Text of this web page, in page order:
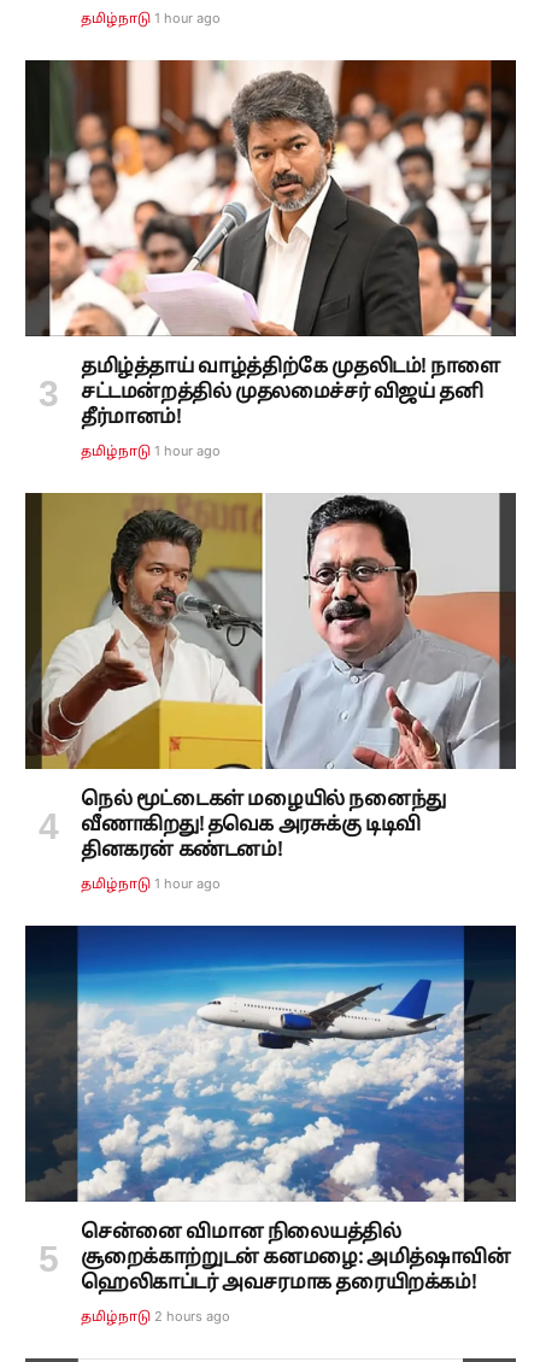
தமிழ்நாடு 1 hour ago
தமிழ்த்தாய் வாழ்த்திற்கே முதலிடம்! நாளை
சட்டமன்றத்தில் முதலமைச்சர் விஜய் தனி
தீர்மானம்!
தமிழ்நாடு 1 hour ago
நெல் மூட்டைகள் மழையில் நனைந்து
வீணாகிறது! தவெக அரசுக்கு டிடிவி
தினகரன் கண்டனம்!
தமிழ்நாடு 1 hour ago
சென்னை விமான நிலையத்தில்
சூறைக்காற்றுடன் கனமழை: அமித்ஷாவின்
ஹெலிகாப்டர் அவசரமாக தரையிறக்கம்!
தமிழ்நாடு 2 hours ago